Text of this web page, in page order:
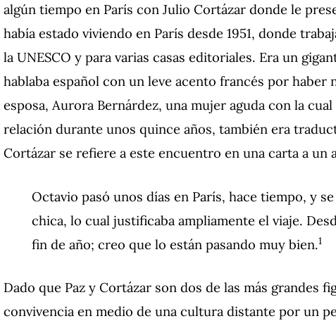
algún tiempo en París con Julio Cortázar donde le
había estado viviendo en París desde 1951, donde
la UNESCO y para varias casas editoriales. Era un
hablaba español con un leve acento francés por haber
esposa, Aurora Bernárdez, una mujer aguda con la
relación durante unos quince años, también era
Cortázar se refiere a este encuentro en una carta a un
Octavio pasó unos días en París, hace tiempo, y
chica, lo cual justificaba ampliamente el viaje.
fin de año; creo que lo están pasando muy bien.1
Dado que Paz y Cortázar son dos de las más grandes
convivencia en medio de una cultura distante por un